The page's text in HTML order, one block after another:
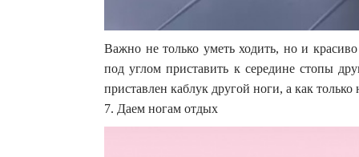
Важно не только уметь ходить, но и
под углом приставить к середине стопы
приставлен каблук другой ноги, а как
7. Даем ногам отдых